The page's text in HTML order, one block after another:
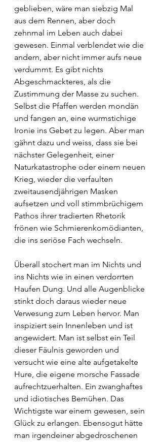
geblieben, wäre man siebzig Mal
aus dem Rennen, aber doch
zehnmal im Leben auch dabei
gewesen. Einmal verblendet wie die
andern, aber nicht immer aufs neue
verdummt. Es gibt nichts
Abgeschmackteres, als die
Zustimmung der Masse zu suchen.
Selbst die Pfaffen werden mondän
und fangen an, eine wurmstichige
Ironie ins Gebet zu legen. Aber man
gähnt dazu und weiss, dass sie bei
nächster Gelegenheit, einer
Naturkatastrophe oder einem neuen
Krieg, wieder die verfaulten
zweitausendjährigen Masken
aufsetzen und voll stimmbrüchigem
Pathos ihrer tradierten Rhetorik
frönen wie Schmierenkomödianten,
die ins seriöse Fach wechseln.
Überall stochert man im Nichts und
ins Nichts wie in einen verdorrten
Haufen Dung. Und alle Augenblicke
stinkt doch daraus wieder neue
Verwesung zum Leben hervor. Man
inspiziert sein Innenleben und ist
angewidert. Man ist selbst ein Teil
dieser Fäulnis geworden und
versucht wie eine alte aufgetakelte
Hure, die eigene morsche Fassade
aufrechtzuerhalten. Ein zwanghaftes
und idiotisches Bemühen. Das
Wichtigste war einem gewesen, sein
Glück zu erlangen. Ebensogut hätte
man irgendeiner abgedroschenen